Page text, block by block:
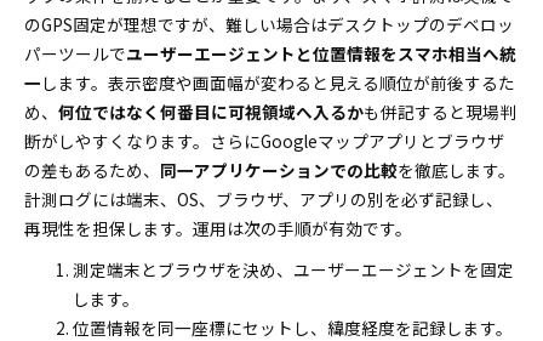
のGPS固定が理想ですが、難しい場合はデスクトップのデベロッ
パーツールでユーザーエージェントと位置情報をスマホ相当へ統
一 します。表示密度や画面幅が変わると見える順位が前後するた
め、 何位ではなく何番目に可視領域へ入るかも併記すると現場判
断がしやすくなります。さらにGoogleマップアプリとブラウザ
の差もあるため、 同一アプリケーションでの比較を徹底します。
計測ログには端末、OS、ブラウザ、アプリの別を必ず記録し、
再現性を担保します。運用は次の手順が有効です。
測定端末とブラウザを決め、ユーザーエージェントを固定
します。
位置情報を同一座標にセットし、緯度経度を記録します。